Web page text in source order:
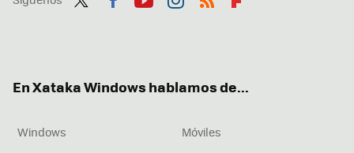
En Xataka Windows hablamos de...
Windows
Móviles